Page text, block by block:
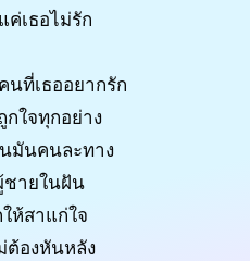
ค่เธอไม่รัก
นที่เธออยากรัก
กใจทุกอย่าง
มันคนละทาง
ชายในฝัน
ห้สาแก่ใจ
ต้องหันหลัง